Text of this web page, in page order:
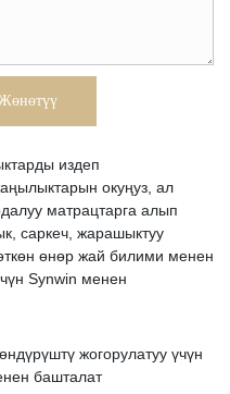
издеп
окуңуз, ал
матрацтарга алып
саркеч, жарашыктуу
өнөр жай билими менен
Synwin менен